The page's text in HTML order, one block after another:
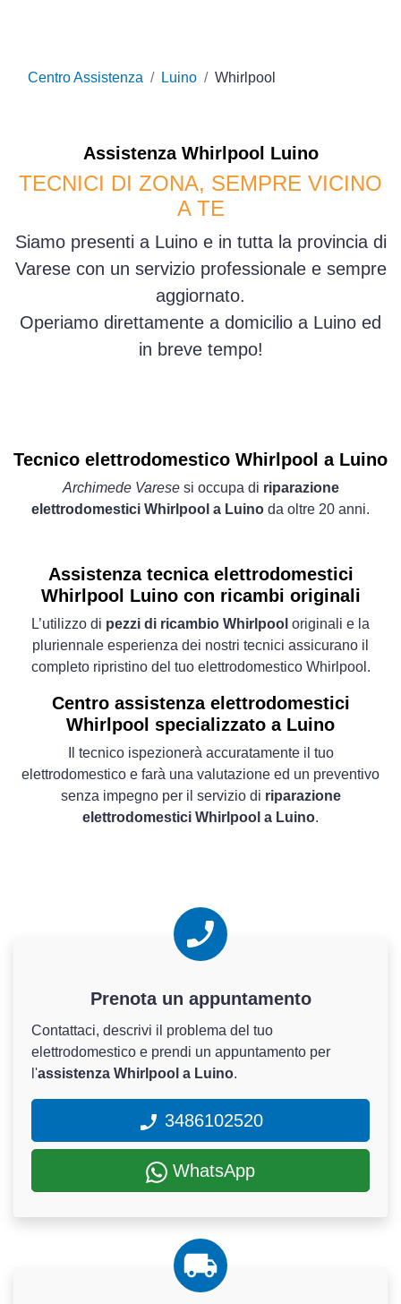
Centro Assistenza Luino Whirlpool
Assistenza Whirlpool Luino
TECNICI DI ZONA, SEMPRE VICINO
A TE
Siamo presenti a Luino e in tutta la provincia di
Varese con un servizio professionale e sempre
aggiornato.
Operiamo direttamente a domicilio a Luino ed
in breve tempo!
Tecnico elettrodomestico Whirlpool a Luino
Archimede Varesesi occupa di riparazione
elettrodomestici Whirlpool a Luino da oltre 20 anni.
Assistenza tecnica elettrodomestici
Whirlpool Luino con ricambi originali
L’utilizzo di pezzi di ricambio Whirlpool originali e la
pluriennale esperienza dei nostri tecnici assicurano il
completo ripristino del tuo elettrodomestico Whirlpool.
Centro assistenza elettrodomestici
Whirlpool specializzato a Luino
Il tecnico ispezionerà accuratamente il tuo
elettrodomestico e farà una valutazione ed un preventivo
senza impegno per il servizio di riparazione
elettrodomestici Whirlpool a Luino.
Prenota un appuntamento
Contattaci, descrivi il problema del tuo
elettrodomestico e prendi un appuntamento per
l'assistenza Whirlpool a Luino.
3486102520
WhatsApp